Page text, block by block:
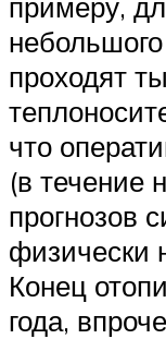
проходят
что
(в течение
прогнозов
физически
Конец
года,